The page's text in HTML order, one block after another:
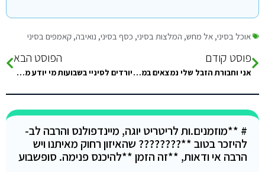
אוכל בסיני, אל מחש, המלצות בסיני, כסף בסיני, נואיבה, קאמפים בסיני
פוסט קודם
אני וחבורת הזבל שלי נמצאים במהלך הסופש בשארם השייח תנו טיפים לדברים אטרקציות ומקומות שאסור לנו לפספס ישנים באיזור…
הפוסט הבא
יורדים לסיניי בשבועות מי יודע מה הולך להיות שם כי זה נופל גם על העיד אל פיטר של המוסלמים?
# **מוזמנים.ות לריטריט יוגה, מיינדפולנס והרבה לב-
להיזכר בטוב **???????? שהאיזון רחוק מאיתנו ויש
הרבה אי ודאות, **זה הזמן **להיכנס פנימה. סופשבוע